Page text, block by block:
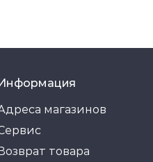
Информация
магазинов
Возврат товара